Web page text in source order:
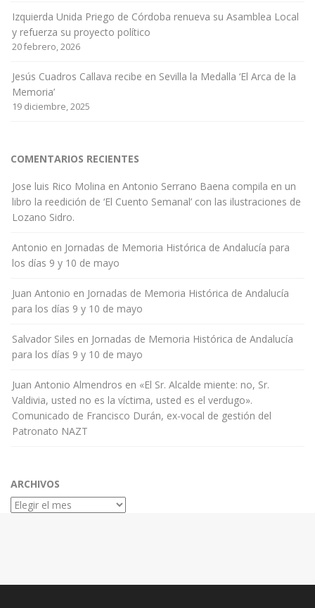
Izquierda Unida Priego de Córdoba renueva su Asamblea Local
y refuerza su proyecto político
20 febrero, 2026
Jesús Cuadros Callava recibe en Sevilla la Medalla ‘El Arca de la
Memoria’
19 diciembre, 2025
COMENTARIOS RECIENTES
Jose luis Rico Molina en Antonio Serrano Baena compila en un
libro la reedición de ‘El Cuento Semanal’ con las ilustraciones de
Lozano Sidro.
Antonio en Jornadas de Memoria Histórica de Andalucía para
los días 9 y 10 de mayo
Juan Antonio en Jornadas de Memoria Histórica de Andalucía
para los días 9 y 10 de mayo
Salvador Siles en Jornadas de Memoria Histórica de Andalucía
para los días 9 y 10 de mayo
Juan Antonio Almendros en «El Sr. Alcalde miente: no, Sr.
Valdivia, usted no es la víctima, usted es el verdugo».
Comunicado de Francisco Durán, ex-vocal de gestión del
Patronato NAZT
ARCHIVOS
Archivos